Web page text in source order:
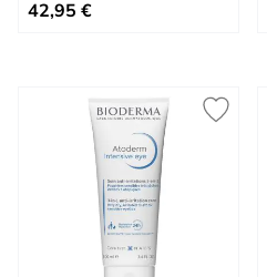
Preço Especial
42,95 €